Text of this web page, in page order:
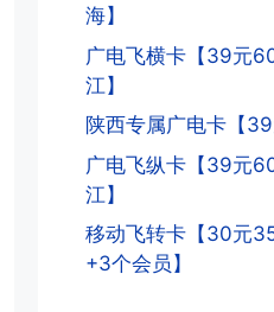
海】
广电飞横卡【39元
江】
陕西专属广电卡【39
广电飞纵卡【39元
江】
移动飞转卡【30元
+3个会员】